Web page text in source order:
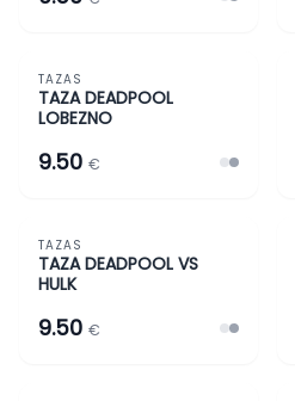
TAZAS Y MÁS
TAZAS
TAZA DEADPOOL
LOBEZNO
9.50 €
TAZAS Y MÁS
TAZAS
TAZA DEADPOOL VS
HULK
9.50 €